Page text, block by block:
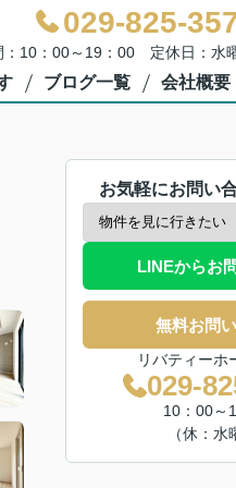
029-825-
：10：00～19：00 定休日：水
ブログ一覧 会社概要
お気軽にお問い
LINEからお
無料お問
リバティーホ
029-
10：00～
（休：水